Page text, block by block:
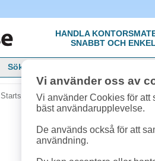
HANDLA
SNABBT OCH
Startsida »Skolsortiment »Häften &
Vi använder oss av
Vi använder Cookies för att
bäst användarupplevelse.
De används också för att
användning.